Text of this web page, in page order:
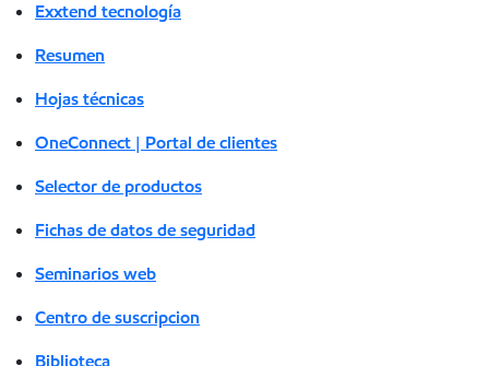
Exxtend tecnología
Resumen
Hojas técnicas
OneConnect | Portal de clientes
Selector de productos
Fichas de datos de seguridad
Seminarios web
Centro de suscripcion
Biblioteca